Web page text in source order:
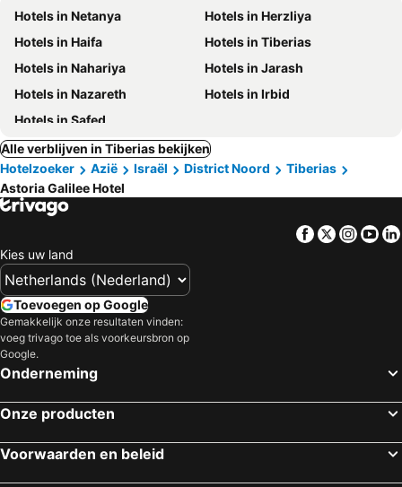
Hotels in Netanya
Hotels in Herzliya
Hotels in Haifa
Hotels in Tiberias
Hotels in Nahariya
Hotels in Jarash
Hotels in Nazareth
Hotels in Irbid
Hotels in Safed
Alle verblijven in Tiberias bekijken
Hotelzoeker
Azië Israël District Noord
Tiberias
Astoria Galilee Hotel
Facebook
Twitter
Kies uw land
Toevoegen op Google
Gemakkelijk onze resultaten vinden:
voeg trivago toe als voorkeursbron op
Google.
Onderneming
Onze producten
Voorwaarden en beleid